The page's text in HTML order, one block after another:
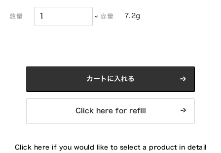
数量 容量 7.2g
カートに入れる
Click here for refill
Click here if you would like to select a product in detail